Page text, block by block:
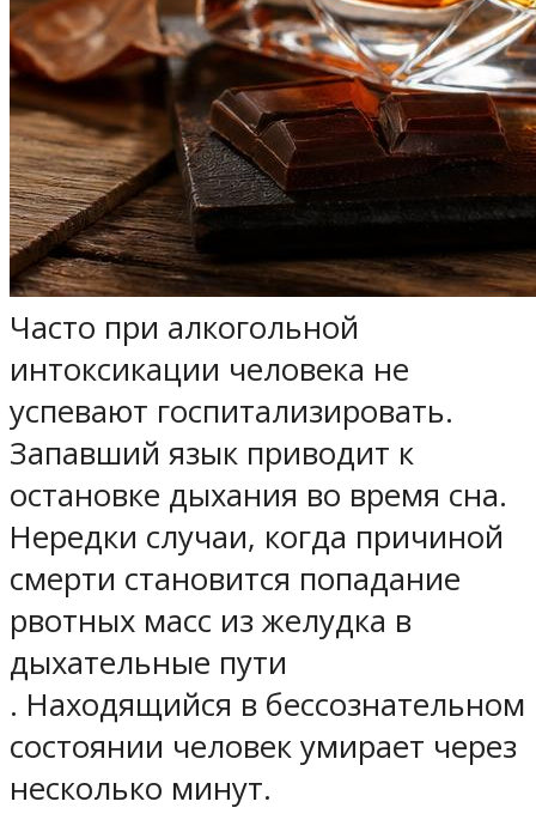
Часто при алкогольной
интоксикации человека не
успевают госпитализировать.
Запавший язык приводит к
остановке дыхания во время сна.
Нередки случаи, когда причиной
смерти становится попадание
рвотных масс из желудка в
дыхательные пути
. Находящийся в бессознательном
состоянии человек умирает через
несколько минут.